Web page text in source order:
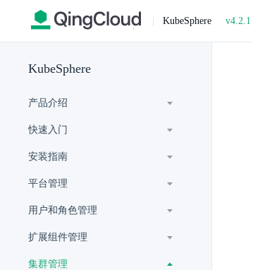
| KubeSphere v4.2.1
KubeSphere
产品介绍
快速入门
安装指南
平台管理
用户和角色管理
扩展组件管理
集群管理